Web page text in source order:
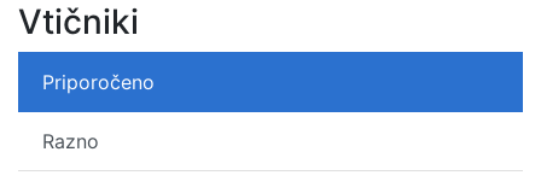
Vtičniki
Priporočeno
Razno